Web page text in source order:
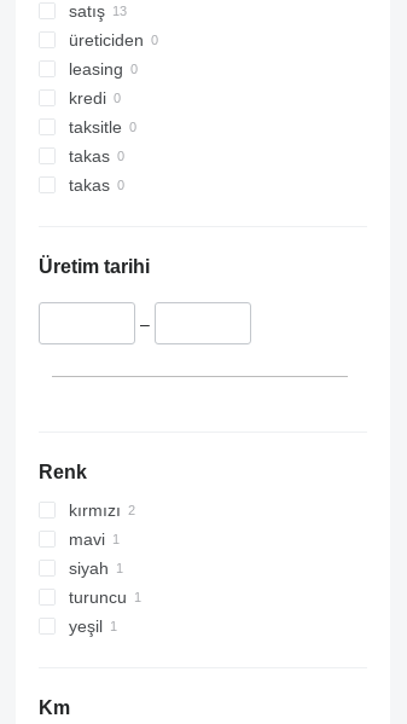
satış
üreticiden
leasing
kredi
taksitle
takas
takas
Üretim tarihi
–
Renk
kırmızı
mavi
siyah
turuncu
yeşil
Km